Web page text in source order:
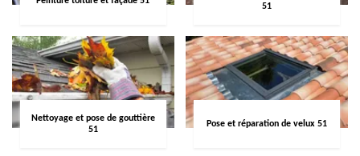
51
Nettoyage et pose de gouttière
51
Pose et réparation de velux 51